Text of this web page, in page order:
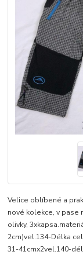
Velice oblíbené a
nové kolekce, v pase
olivky,
2cm)vel.134-Délka
31-41cmx2vel.140-